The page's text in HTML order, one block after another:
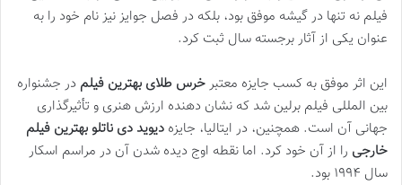
فیلم نه تنها در گیشه موفق بود، بلکه در فصل جوایز نیز نام خود را به
عنوان یکی از آثار برجسته سال ثبت کرد.
این اثر موفق به کسب جایزه معتبرخرس طلای بهترین فیلم در جشنواره
بین المللی فیلم برلین شد که نشان دهنده ارزش هنری و تأثیرگذاری
جهانی آن است. همچنین، در ایتالیا، جایزه دیوید دی ناتلو بهترین فیلم
خارجی را از آن خود کرد. اما نقطه اوج دیده شدن آن در مراسم اسکار
سال ۱۹۹۴ بود.